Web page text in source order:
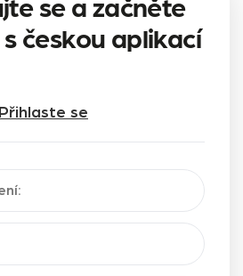
se a začněte
českou aplikací
Přihlaste se